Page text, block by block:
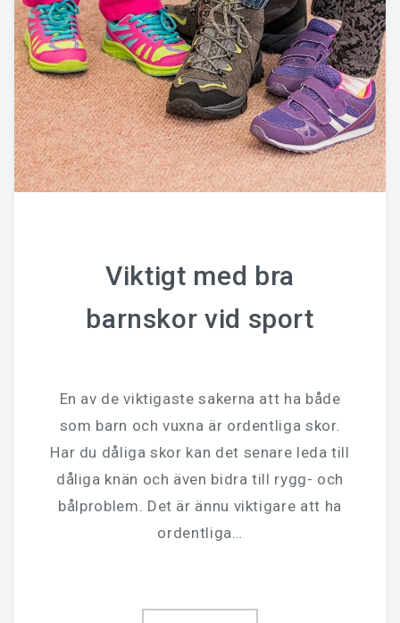
Viktigt med bra
barnskor vid sport
En av de viktigaste sakerna att ha både
som barn och vuxna är ordentliga skor.
Har du dåliga skor kan det senare leda till
dåliga knän och även bidra till rygg- och
bålproblem. Det är ännu viktigare att ha
ordentliga…